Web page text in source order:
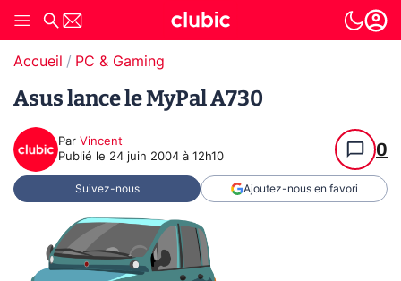
Accueil PC & Gaming
Asus lance le MyPal A730
Par Vincent
Publié le 24 juin 2004 à 12h10 0
Suivez-nous Ajoutez-nous en favori